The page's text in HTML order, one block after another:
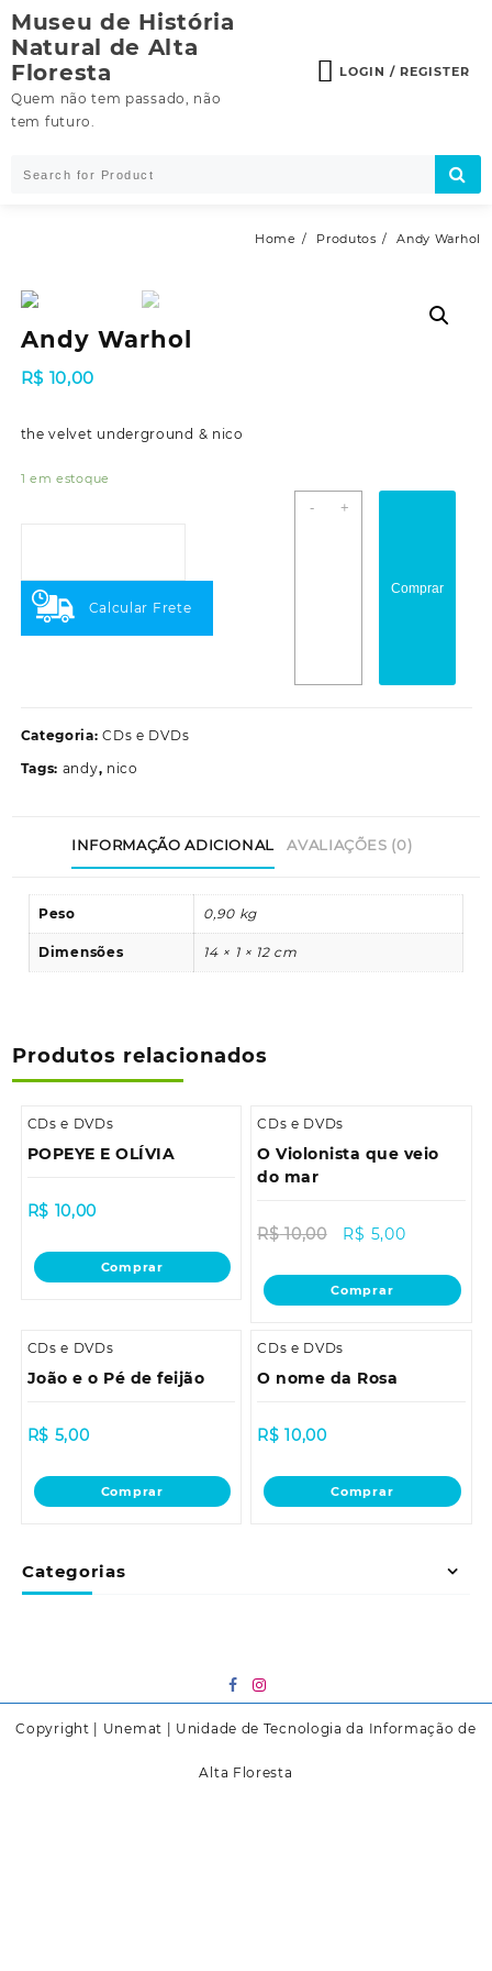
Skip
to
content
Museu de História
Natural de Alta
Floresta
Quem não tem passado, não
tem futuro.
LOGIN / REGISTER
Categorias
Home Produtos Andy Warhol
Andy Warhol
R$ 10,00
the velvet underground & nico
1 em estoque
Calcular Frete
-
Andy
+
Comprar
Categoria:CDs e DVDs
Tags: andy, nico
INFORMAÇÃO ADICIONAL AVALIAÇÕES (0)
Peso 0,90 kg
Dimensões 14 × 1 × 12 cm
Produtos relacionados
CDs e DVDs
POPEYE E OLÍVIA
R$ 10,00
Comprar
CDs e DVDs
O Violonista que veio
do mar
R$10,00 R$ 5,00
Comprar
CDs e DVDs
João e o Pé de feijão
R$ 5,00
Comprar
CDs e DVDs
O nome da Rosa
R$ 10,00
Comprar
Copyright | Unemat | Unidade de Tecnologia da Informação de
Alta Floresta